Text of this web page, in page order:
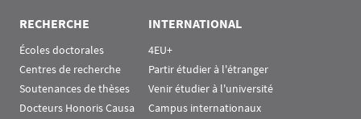
RECHERCHE
Écoles doctorales
Centres de recherche
Soutenances de thèses
Docteurs Honoris Causa
INTERNATIONAL
4EU+
Partir étudier à l'étranger
Venir étudier à l'université
Campus internationaux